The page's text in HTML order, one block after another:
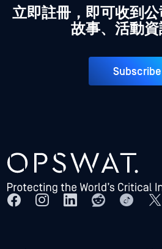
立即註冊，即可收到公
故事、活動資
Subscribe